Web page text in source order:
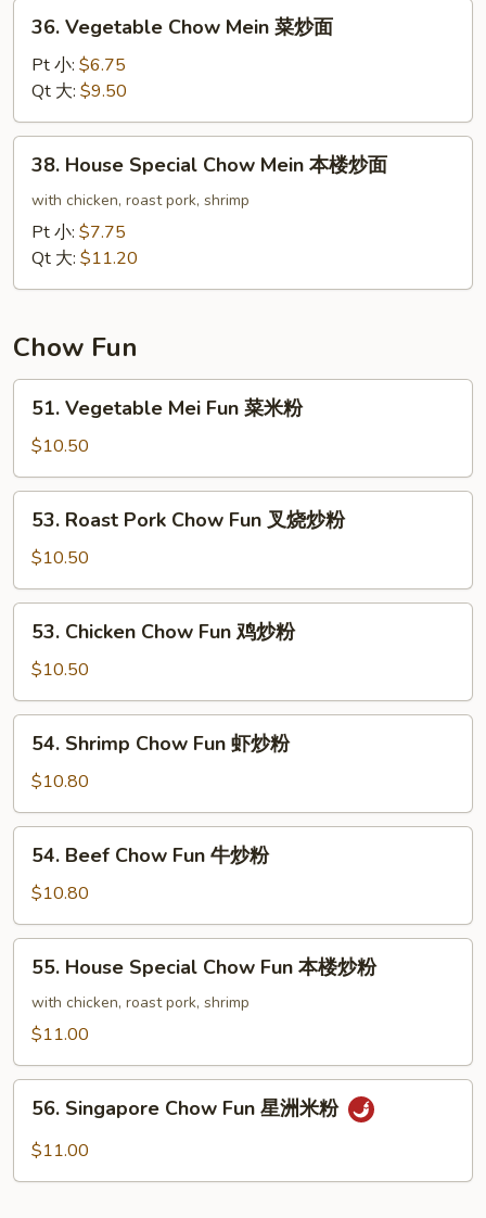
Vegetable
Chow
Mein
菜
炒
36. Vegetable Chow Mein 菜炒面
Pt 小: $6.75
Qt 大: $9.50
House
Special
Chow
Mein
面
38. House Special Chow Mein 本楼炒面
with chicken, roast pork, shrimp
Pt 小: $7.75
Qt 大: $11.20
Chow Fun
Vegetable
Mei
Fun
菜
51. Vegetable Mei Fun 菜米粉
$10.50
Roast
Pork
Chow
Fun
粉
53. Roast Pork Chow Fun 叉烧炒粉
$10.50
Chicken
Chow
Fun
鸡
53. Chicken Chow Fun 鸡炒粉
$10.50
Shrimp
Chow
Fun
虾
54. Shrimp Chow Fun 虾炒粉
$10.80
Beef
Chow
Fun
牛
54. Beef Chow Fun 牛炒粉
$10.80
House
Special
Chow
本
55. House Special Chow Fun 本楼炒粉
with chicken, roast pork, shrimp
$11.00
Singapore
Chow
56. Singapore Chow Fun 星洲米粉
$11.00